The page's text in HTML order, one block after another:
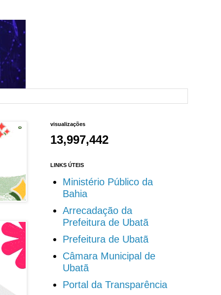
visualizações
13,997,442
LINKS ÚTEIS
Ministério Público da
Bahia
Arrecadação da
Prefeitura de Ubatã
Prefeitura de Ubatã
Câmara Municipal de
Ubatã
Portal da Transparência